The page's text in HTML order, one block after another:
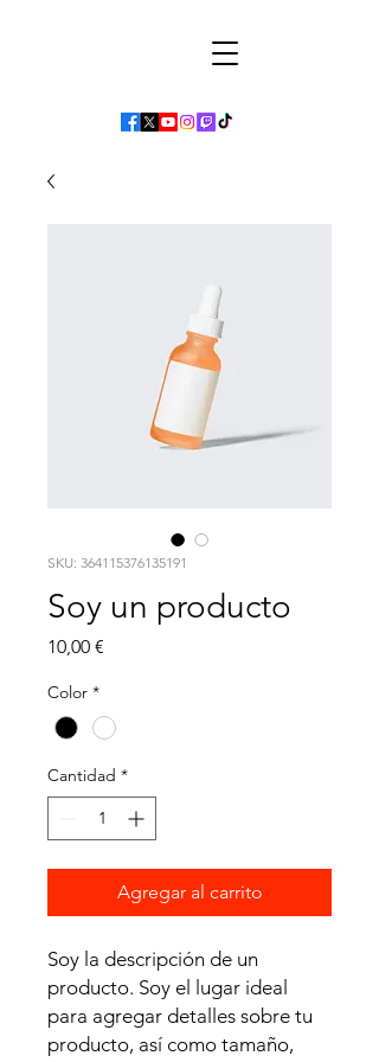
SKU: 364115376135191
Soy un producto
10,00 €
Color *
Cantidad *
Agregar al carrito
Soy la descripción de un
producto. Soy el lugar ideal
para agregar detalles sobre tu
producto, así como tamaño,